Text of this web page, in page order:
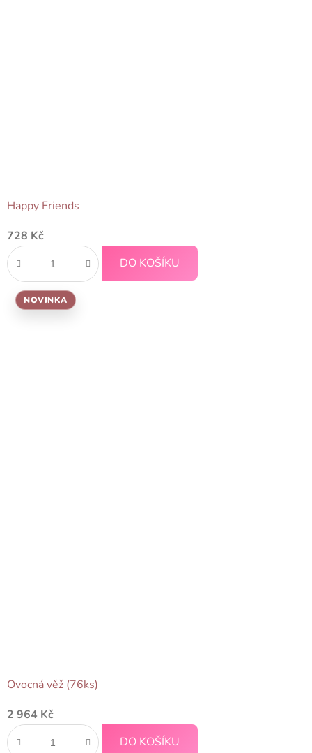
Happy Friends
728 Kč
DO KOŠÍKU
NOVINKA
Ovocná věž (76ks)
2 964 Kč
DO KOŠÍKU